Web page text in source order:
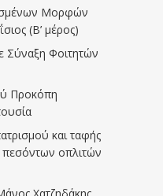
Μορφών
(Β’ μέρος)
Σύναξη Φοιτητών
Προκόπη
και ταφής
οπλιτών